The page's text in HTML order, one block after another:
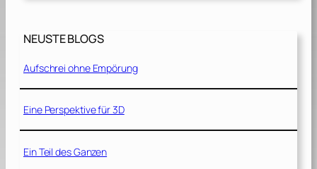
NEUSTE BLOGS
Aufschrei ohne Empörung
Eine Perspektive für 3D
Ein Teil des Ganzen